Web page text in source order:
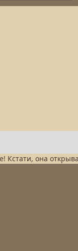
Кстати, она